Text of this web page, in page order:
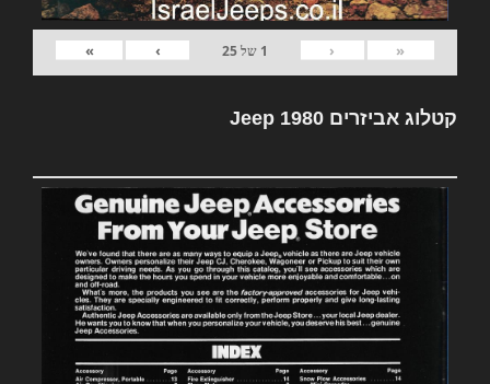
«
‹
1 של25
›
»
קטלוג אביזרים Jeep 1980